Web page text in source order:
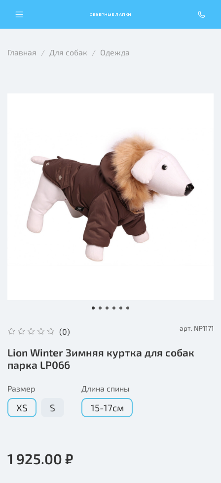
СЕВЕРНЫЕ ЛАПКИ
Главная Для собак Одежда
(0) арт. NP1171
Lion Winter Зимняя куртка для собак
парка LP066
Размер
XS S
Длина спины
15-17см
1 925.00 ₽